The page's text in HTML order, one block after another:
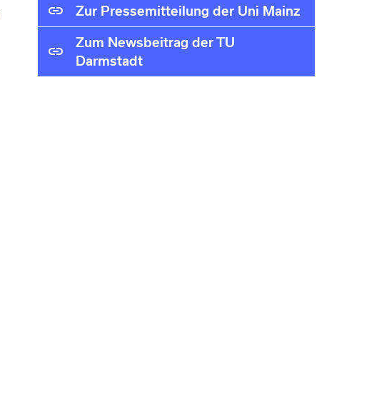
Zur Pressemitteilung der Uni Mainz
Zum Newsbeitrag der TU
Darmstadt